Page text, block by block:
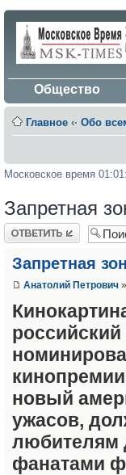
Общество
Главное ‹· Обо
Московское время
Запретная
Ответить
Запретная
Анатолий Петрович
российский
новый
ужасов,
любителям
фанатами